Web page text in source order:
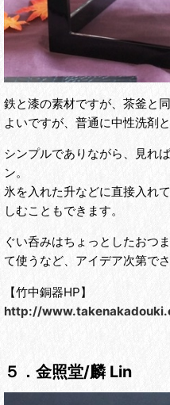
鉄と漆の素材ですが、茶釜と
よいですが、普通に中性洗剤
シンプルでありながら、見れ
ン。
氷を入れた升などに直接入れ
しむこともできます。
ぐい呑みはちょっとしたおつ
て使うなど、アイデア次第で
【竹中銅器HP】
http://
５．金照堂/麟 Lin